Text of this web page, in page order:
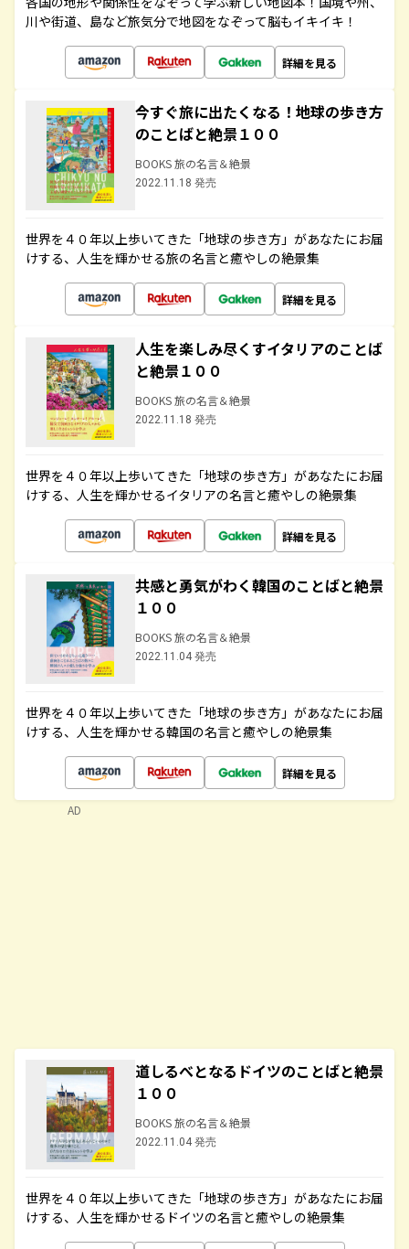
川や街道、島など旅気分で地図をなぞって脳もイキイキ！
詳細を見る
今すぐ旅に出たくなる！地球の歩き方
のことばと絶景１００
BOOKS 旅の名言＆絶景
2022.11.18 発売
世界を４０年以上歩いてきた「地球の歩き方」があなたにお届
けする、人生を輝かせる旅の名言と癒やしの絶景集
詳細を見る
人生を楽しみ尽くすイタリアのことば
と絶景１００
BOOKS 旅の名言＆絶景
2022.11.18 発売
世界を４０年以上歩いてきた「地球の歩き方」があなたにお届
けする、人生を輝かせるイタリアの名言と癒やしの絶景集
詳細を見る
共感と勇気がわく韓国のことばと絶景
１００
BOOKS 旅の名言＆絶景
2022.11.04 発売
世界を４０年以上歩いてきた「地球の歩き方」があなたにお届
けする、人生を輝かせる韓国の名言と癒やしの絶景集
詳細を見る
道しるべとなるドイツのことばと絶景
１００
BOOKS 旅の名言＆絶景
2022.11.04 発売
世界を４０年以上歩いてきた「地球の歩き方」があなたにお届
けする、人生を輝かせるドイツの名言と癒やしの絶景集
AD